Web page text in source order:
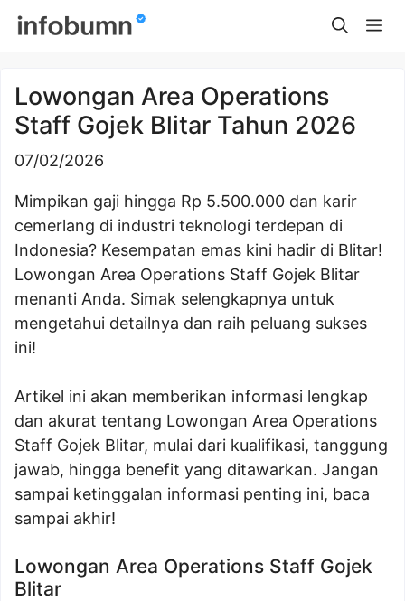
Skip
Lowongan Area Operations
Staff Gojek Blitar Tahun 2026
07/02/2026
Mimpikan gaji hingga Rp 5.500.000 dan karir
cemerlang di industri teknologi terdepan di
Indonesia? Kesempatan emas kini hadir di Blitar!
Lowongan Area Operations Staff Gojek Blitar
menanti Anda. Simak selengkapnya untuk
mengetahui detailnya dan raih peluang sukses
ini!
Artikel ini akan memberikan informasi lengkap
dan akurat tentang Lowongan Area Operations
Staff Gojek Blitar, mulai dari kualifikasi, tanggung
jawab, hingga benefit yang ditawarkan. Jangan
sampai ketinggalan informasi penting ini, baca
sampai akhir!
Lowongan Area Operations Staff Gojek
Blitar